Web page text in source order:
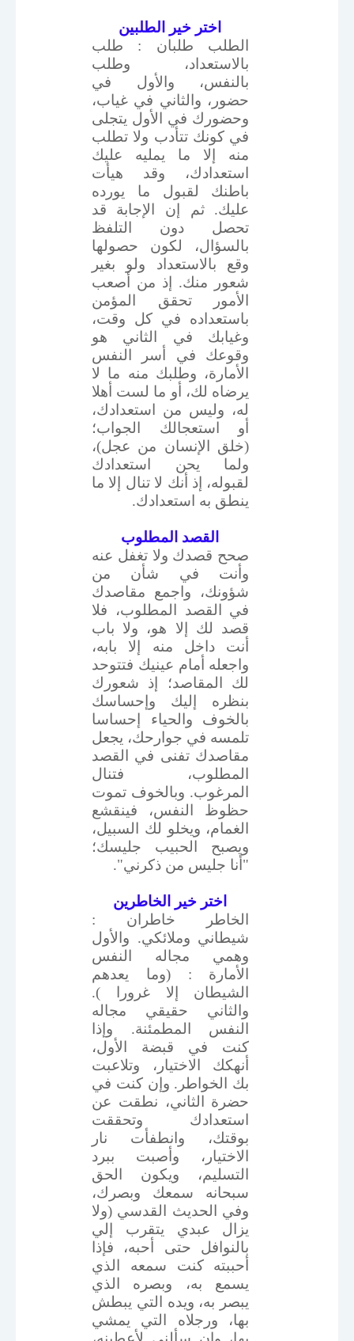
اختر خير الطلبين
الطلب طلبان : طلب
بالاستعداد، وطلب
بالنفس، والأول في
حضور، والثاني في غياب،
وحضورك في الأول يتجلى
في كونك تتأدب ولا تطلب
منه إلا ما يمليه عليك
استعدادك، وقد هيأت
باطنك لقبول ما يورده
عليك. ثم إن الإجابة قد
تحصل دون التلفظ
بالسؤال، لكون حصولها
وقع بالاستعداد ولو بغير
شعور منك. إذ من أصعب
الأمور تحقق المؤمن
باستعداده في كل وقت،
وغيابك في الثاني هو
وقوعك في أسر النفس
الأمارة، وطلبك منه ما لا
يرضاه لك، أو ما لست أهلا
له، وليس من استعدادك،
أو استعجالك الجواب؛
(خلق الإنسان من عجل)،
ولما يحن استعدادك
لقبوله، إذ أنك لا تنال إلا ما
ينطق به استعدادك.
القصد المطلوب
صحح قصدك ولا تغفل عنه
وأنت في شأن من
شؤونك، واجمع مقاصدك
في القصد المطلوب، فلا
قصد لك إلا هو، ولا باب
أنت داخل منه إلا بابه،
واجعله أمام عينيك فتتوحد
لك المقاصد؛ إذ شعورك
بنظره إليك وإحساسك
بالخوف والحياء إحساسا
تلمسه في جوارحك، يجعل
مقاصدك تفنى في القصد
المطلوب، فتنال
المرغوب. وبالخوف تموت
حظوظ النفس، فينقشع
الغمام، ويخلو لك السبيل،
ويصبح الحبيب جليسك؛
"أنا جليس من ذكرني".
اختر خير الخاطرين
الخاطر خاطران :
شيطاني وملائكي. والأول
وهمي مجاله النفس
الأمارة : (وما يعدهم
الشيطان إلا غرورا ).
والثاني حقيقي مجاله
النفس المطمئنة. وإذا
كنت في قبضة الأول،
أنهكك الاختيار، وتلاعبت
بك الخواطر. وإن كنت في
حضرة الثاني، نطقت عن
استعدادك وتحققت
بوقتك، وانطفأت نار
الاختيار، وأصبت ببرد
التسليم، ويكون الحق
سبحانه سمعك وبصرك،
وفي الحديث القدسي (ولا
يزال عبدي يتقرب إلي
بالنوافل حتى أحبه، فإذا
أحببته كنت سمعه الذي
يسمع به، وبصره الذي
يبصر به، ويده التي يبطش
بها، ورجلاه التي يمشي